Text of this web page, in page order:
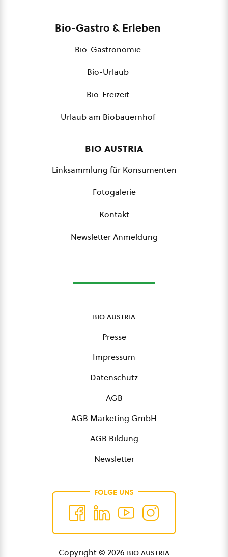
Bio-Gastro & Erleben
Bio-Gastronomie
Bio-Urlaub
Bio-Freizeit
Urlaub am Biobauernhof
bio austria
Linksammlung für Konsumenten
Fotogalerie
Kontakt
Newsletter Anmeldung
bio austria
Presse
Impressum
Datenschutz
AGB
AGB Marketing GmbH
AGB Bildung
Newsletter
FOLGE UNS
Copyright © 2026 bio austria